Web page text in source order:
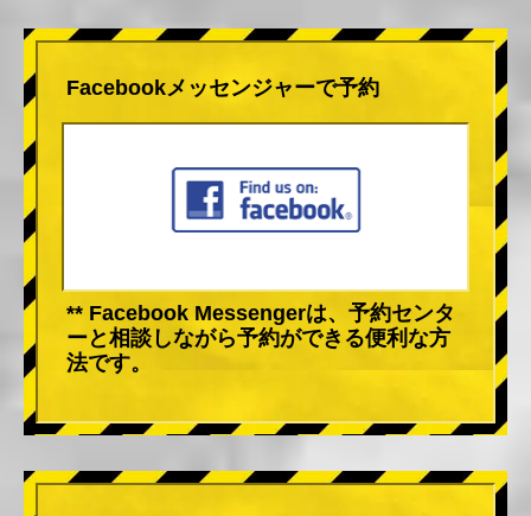
Facebookメッセンジャーで予約
** Facebook Messengerは、予約センタ
ーと相談しながら予約ができる便利な方
法です。